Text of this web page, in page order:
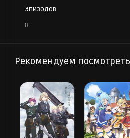
Эпизодов
8
Рекомендуем посмотреть